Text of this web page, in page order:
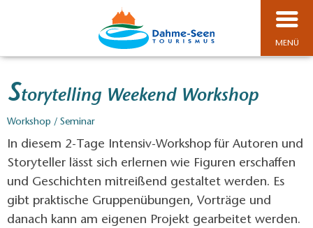
MENÜ
Storytelling Weekend Workshop
Workshop / Seminar
In diesem 2-Tage Intensiv-Workshop für Autoren und
Storyteller lässt sich erlernen wie Figuren erschaffen
und Geschichten mitreißend gestaltet werden. Es
gibt praktische Gruppenübungen, Vorträge und
danach kann am eigenen Projekt gearbeitet werden.